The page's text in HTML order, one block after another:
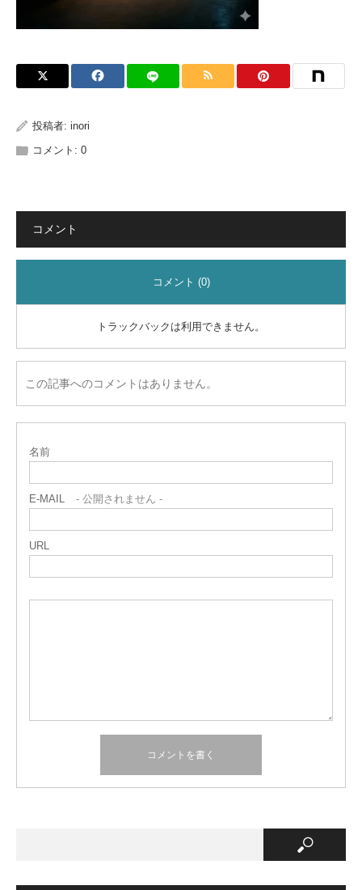
投稿者: inori
コメント: 0
コメント
コメント (0)
トラックバックは利用できません。
この記事へのコメントはありません。
名前
E-MAIL - 公開されません -
URL